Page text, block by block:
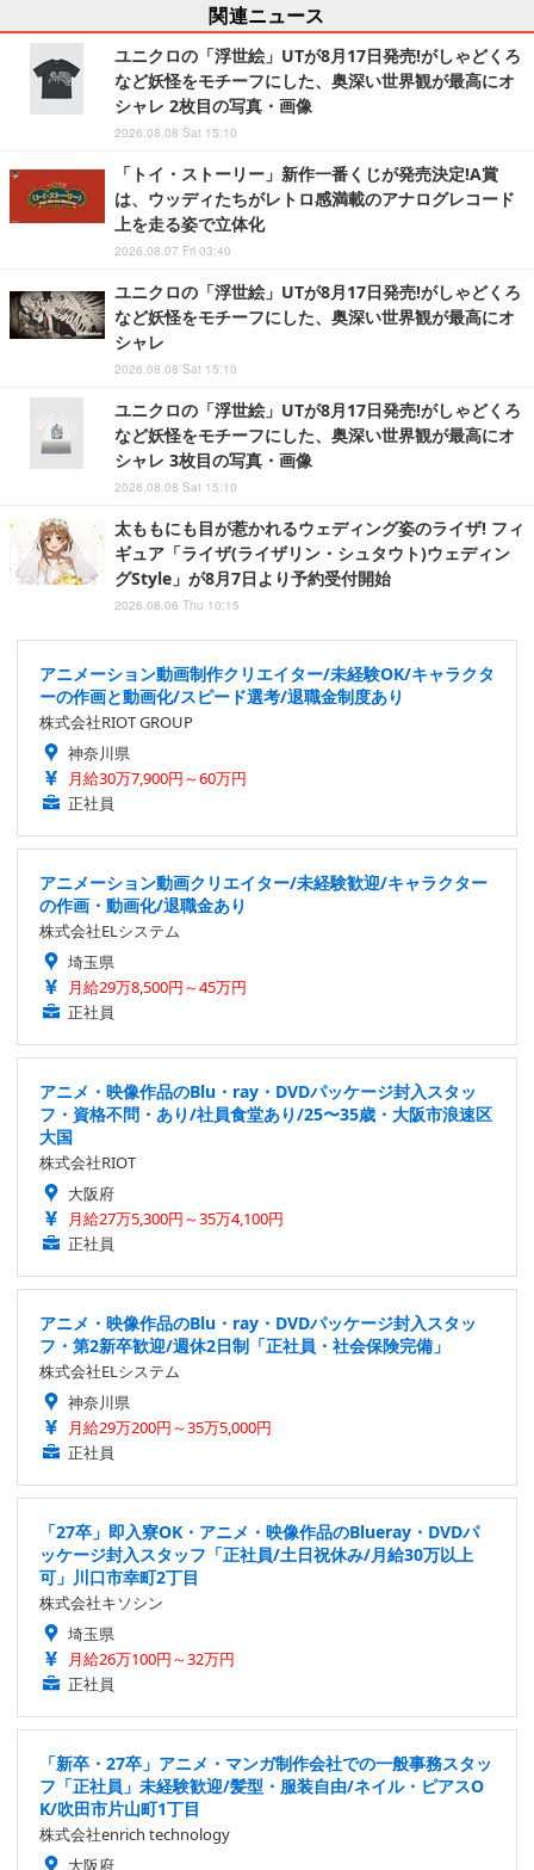
関連ニュース
ユニクロの「浮世絵」UTが8月17日発売!がしゃどくろ
など妖怪をモチーフにした、奥深い世界観が最高にオ
シャレ 2枚目の写真・画像
2026.08.08 Sat 15:10
「トイ・ストーリー」新作一番くじが発売決定!A賞
は、ウッディたちがレトロ感満載のアナログレコード
上を走る姿で立体化
2026.08.07 Fri 03:40
ユニクロの「浮世絵」UTが8月17日発売!がしゃどくろ
など妖怪をモチーフにした、奥深い世界観が最高にオ
シャレ
2026.08.08 Sat 15:10
ユニクロの「浮世絵」UTが8月17日発売!がしゃどくろ
など妖怪をモチーフにした、奥深い世界観が最高にオ
シャレ 3枚目の写真・画像
2026.08.08 Sat 15:10
太ももにも目が惹かれるウェディング姿のライザ! フィ
ギュア「ライザ(ライザリン・シュタウト)ウェディン
グStyle」が8月7日より予約受付開始
2026.08.06 Thu 10:15
アニメーション動画制作クリエイター/未経験OK/キャラクタ
ーの作画と動画化/スピード選考/退職金制度あり
株式会社RIOT GROUP
神奈川県
月給30万7,900円～60万円
正社員
アニメーション動画クリエイター/未経験歓迎/キャラクター
の作画・動画化/退職金あり
株式会社ELシステム
埼玉県
月給29万8,500円～45万円
正社員
アニメ・映像作品のBlu・ray・DVDパッケージ封入スタッ
フ・資格不問・あり/社員食堂あり/25〜35歳・大阪市浪速区
大国
株式会社RIOT
大阪府
月給27万5,300円～35万4,100円
正社員
アニメ・映像作品のBlu・ray・DVDパッケージ封入スタッ
フ・第2新卒歓迎/週休2日制「正社員・社会保険完備」
株式会社ELシステム
神奈川県
月給29万200円～35万5,000円
正社員
「27卒」即入寮OK・アニメ・映像作品のBlueray・DVDパ
ッケージ封入スタッフ「正社員/土日祝休み/月給30万以上
可」川口市幸町2丁目
株式会社キソシン
埼玉県
月給26万100円～32万円
正社員
「新卒・27卒」アニメ・マンガ制作会社での一般事務スタッ
フ「正社員」未経験歓迎/髪型・服装自由/ネイル・ピアスO
K/吹田市片山町1丁目
株式会社enrich technology
大阪府